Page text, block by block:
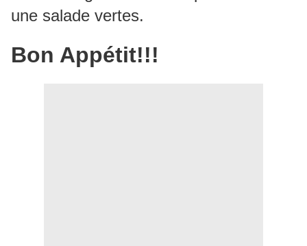
une salade vertes.
Bon Appétit!!!